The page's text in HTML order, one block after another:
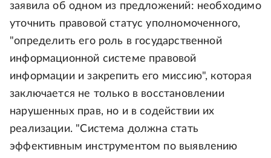
заявила об одном из предложений: необходимо
уточнить правовой статус уполномоченного,
"определить его роль в государственной
информационной системе правовой
информации и закрепить его миссию", которая
заключается не только в восстановлении
нарушенных прав, но и в содействии их
реализации. "Система должна стать
эффективным инструментом по выявлению